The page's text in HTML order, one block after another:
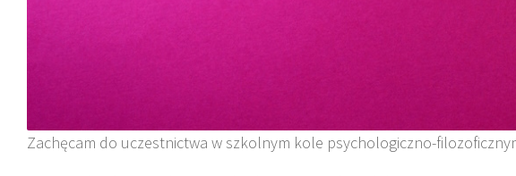
Zachęcam do uczestnictwa w szkolnym kole psychologiczno-